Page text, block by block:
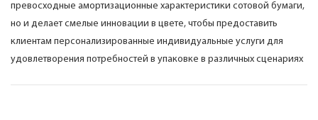
превосходные амортизационные характеристики сотовой бумаги,
но и делает смелые инновации в цвете, чтобы предоставить
клиентам персонализированные индивидуальные услуги для
удовлетворения потребностей в упаковке в различных сценариях